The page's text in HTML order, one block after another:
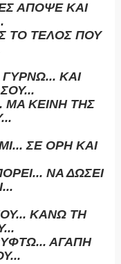
ΑΠΟΨΕ ΚΑΙ
ΤΟ ΤΕΛΟΣ ΠΟΥ
ΚΑΙ
ΜΑ ΚΕΙΝΗ ΤΗΣ
ΣΕ ΟΡΗ ΚΑΙ
ΝΑ ΔΩΣΕΙ
ΚΑΝΩ ΤΗ
ΑΓΑΠΗ